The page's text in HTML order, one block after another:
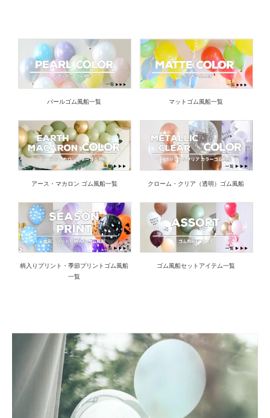
パールゴム風船一覧 マットゴム風船一覧
アース・マカロン ゴム風船一覧 クローム・クリア（透明）ゴム風船
柄入りプリント・季節プリントゴム風船
一覧
ゴム風船セットアイテム一覧